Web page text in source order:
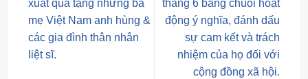
xuất quà tặng những bà
mẹ Việt Nam anh hùng &
các gia đình thân nhân
liệt sĩ.
tháng 6 bằng chuỗi hoạt
động ý nghĩa, đánh dấu
sự cam kết và trách
nhiệm của họ đối với
cộng đồng xã hội.